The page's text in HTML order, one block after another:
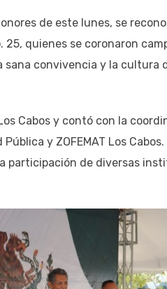
de este lunes, se
quienes se coronaron
sana convivencia y la
Cabos y contó con la
y ZOFEMAT Los
participación de diversas